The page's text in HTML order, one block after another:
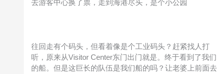
去游客中心换了票，走到海港尽头，是个小公园
往回走有个码头，但看着像是个工业码头？赶紧找人打
听，原来从Visitor Center东门出门就是。终于看到了我们
的船。但是这巨长的队伍是我们船的吗？让老婆上前面去